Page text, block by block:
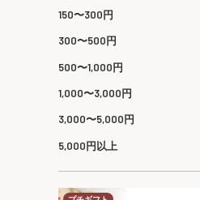
150〜300円
300〜500円
500〜1,000円
1,000〜3,000円
3,000〜5,000円
5,000円以上